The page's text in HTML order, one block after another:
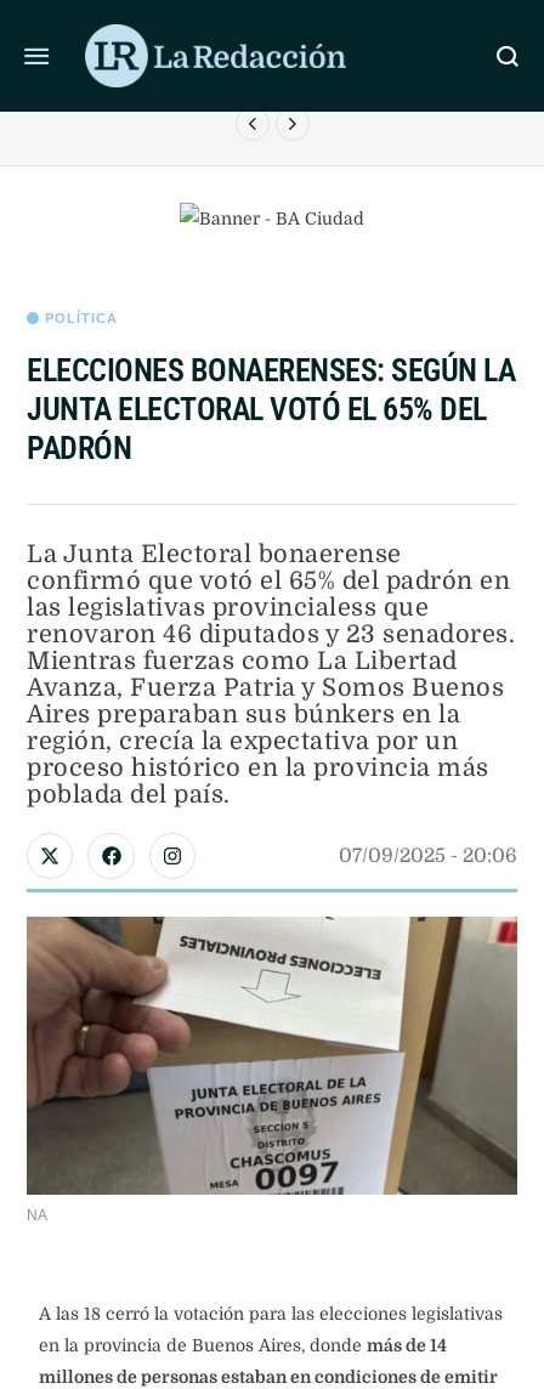
ÚLTIMAS NOTICIAS
LAS VENTAS MINORISTAS PYME CAYERON 3,8% EN JULIO
POLÍTICA
ELECCIONES BONAERENSES: SEGÚN LA
JUNTA ELECTORAL VOTÓ EL 65% DEL
PADRÓN
La Junta Electoral bonaerense
confirmó que votó el 65% del padrón en
las legislativas provincialess que
renovaron 46 diputados y 23 senadores.
Mientras fuerzas como La Libertad
Avanza, Fuerza Patria y Somos Buenos
Aires preparaban sus búnkers en la
región, crecía la expectativa por un
proceso histórico en la provincia más
poblada del país.
07/09/2025 - 20:06
NA
A las 18 cerró la votación para las elecciones legislativas
en la provincia de Buenos Aires, donde más de 14
millones de personas estaban en condiciones de emitir